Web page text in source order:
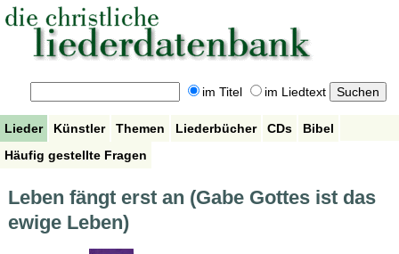
im Titel im Liedtext
Lieder Künstler Themen Liederbücher CDs
Bibel
Häufig gestellte Fragen
Leben fängt erst an (Gabe Gottes ist das
ewige Leben)